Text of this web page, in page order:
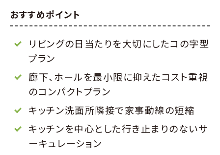
おすすめポイント
リビングの日当たりを大切にしたコの字型
プラン
廊下、ホールを最小限に抑えたコスト重視
のコンパクトプラン
キッチン洗面所隣接で家事動線の短縮
キッチンを中心とした行き止まりのないサ
ーキュレーション